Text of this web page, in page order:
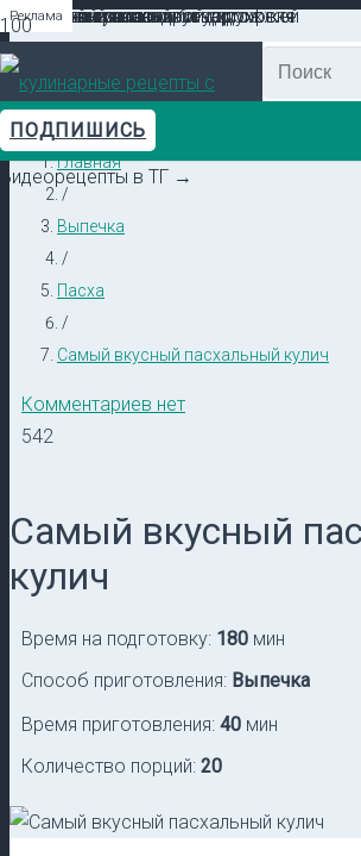
ПОДПИШИСЬ
Видеорецепты в ТГ →
Главная
/
Выпечка
/
Пасха
/
Самый вкусный пасхальный кулич
Комментариев нет
542
Самый вкусный
кулич
Время на подготовку: 180 мин
Способ приготовления: Выпечка
Время приготовления: 40 мин
Количество порций: 20
Реклама
Реклама
Реклама
Реклама
Реклама
Реклама